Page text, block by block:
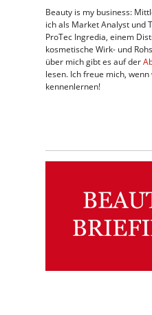
Beauty is my business:
ich als Market Analyst und
ProTec Ingredia, einem
kosmetische Wirk- und
über mich gibt es auf der
lesen. Ich freue mich, wenn
kennenlernen!